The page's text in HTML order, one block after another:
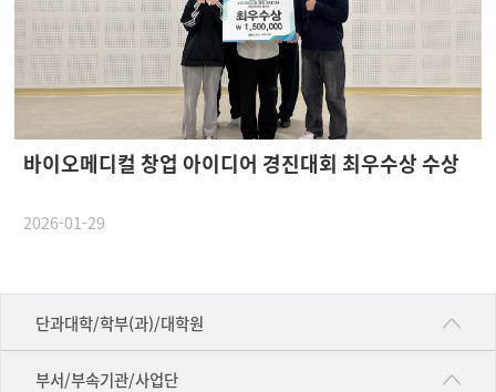
바이오메디컬 창업 아이디어 경진대회 최우수상 수상
2026-01-29
단과대학/학부(과)/대학원
■인문대학
▷국어국문학부
부서/부속기관/사업단
공동기기센터